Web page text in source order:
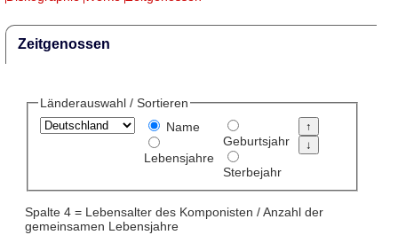
Zeitgenossen
Länderauswahl / Sortieren
Name
Lebensjahre
Geburtsjahr
Sterbejahr
Spalte 4 = Lebensalter des Komponisten / Anzahl der
gemeinsamen Lebensjahre